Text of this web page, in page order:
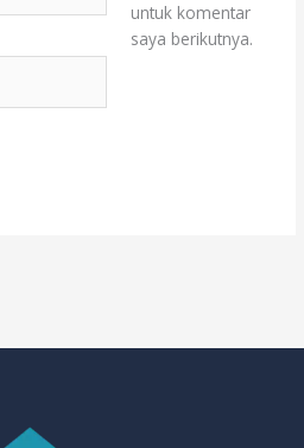
untuk komentar
saya berikutnya.